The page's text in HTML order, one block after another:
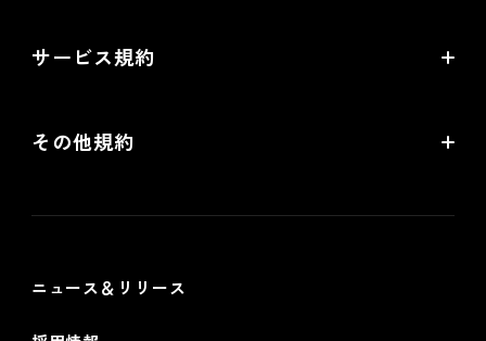
サービス規約
futureshop omni-channelサービス規約
その他規約
ニュース＆リリース